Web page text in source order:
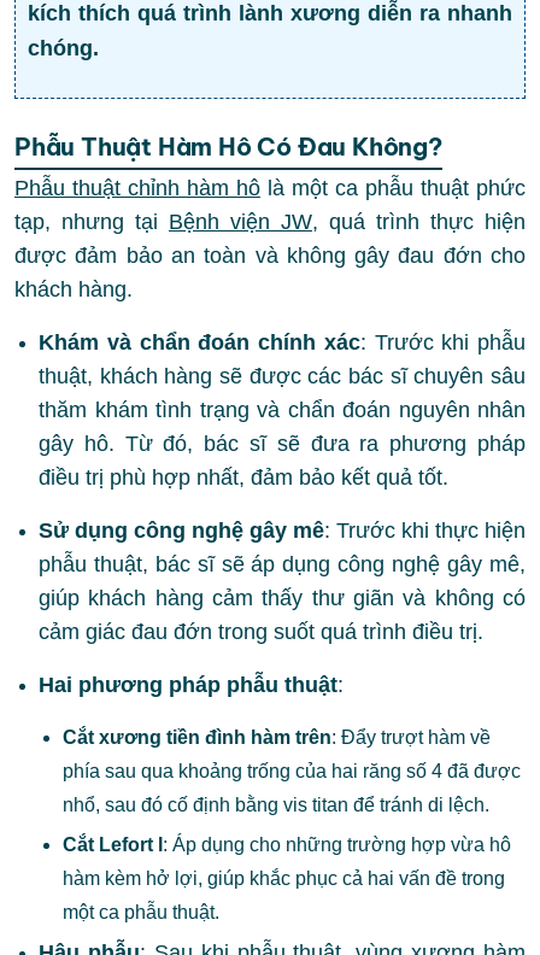
kích thích quá trình lành xương diễn ra nhanh
chóng.
Phẫu Thuật Hàm Hô Có Đau Không?
Phẫu thuật chỉnh hàm hô là một ca phẫu thuật phức
tạp, nhưng tại Bệnh viện JW, quá trình thực hiện
được đảm bảo an toàn và không gây đau đớn cho
khách hàng.
Khám và chẩn đoán chính xác: Trước khi phẫu
thuật, khách hàng sẽ được các bác sĩ chuyên sâu
thăm khám tình trạng và chẩn đoán nguyên nhân
gây hô. Từ đó, bác sĩ sẽ đưa ra phương pháp
điều trị phù hợp nhất, đảm bảo kết quả tốt.
Sử dụng công nghệ gây mê: Trước khi thực hiện
phẫu thuật, bác sĩ sẽ áp dụng công nghệ gây mê,
giúp khách hàng cảm thấy thư giãn và không có
cảm giác đau đớn trong suốt quá trình điều trị.
Hai phương pháp phẫu thuật:
Cắt xương tiền đình hàm trên: Đẩy trượt hàm về
phía sau qua khoảng trống của hai răng số 4 đã được
nhổ, sau đó cố định bằng vis titan để tránh di lệch.
Cắt Lefort I : Áp dụng cho những trường hợp vừa hô
hàm kèm hở lợi, giúp khắc phục cả hai vấn đề trong
một ca phẫu thuật.